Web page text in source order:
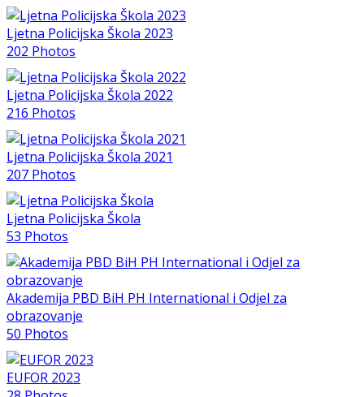
Ljetna Policijska Škola 2023
202 Photos
Ljetna Policijska Škola 2022
216 Photos
Ljetna Policijska Škola 2021
207 Photos
Ljetna Policijska Škola
53 Photos
Akademija PBD BiH PH International i Odjel za
obrazovanje
50 Photos
EUFOR 2023